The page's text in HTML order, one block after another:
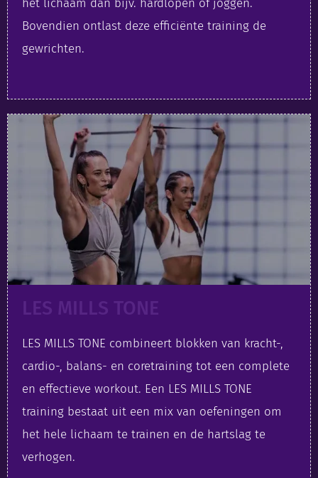
het lichaam dan bijv. hardlopen of joggen.
Bovendien ontlast deze efficiënte training de
gewrichten.
LES MILLS TONE
LES MILLS TONE combineert blokken van kracht-,
cardio-, balans- en coretraining tot een complete
en effectieve workout. Een LES MILLS TONE
training bestaat uit een mix van oefeningen om
het hele lichaam te trainen en de hartslag te
verhogen.